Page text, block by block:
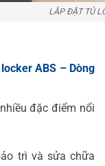
LẮP ĐẶT TỦ
ABS – Dòng
đặc điểm nổi
trì và sửa chữa